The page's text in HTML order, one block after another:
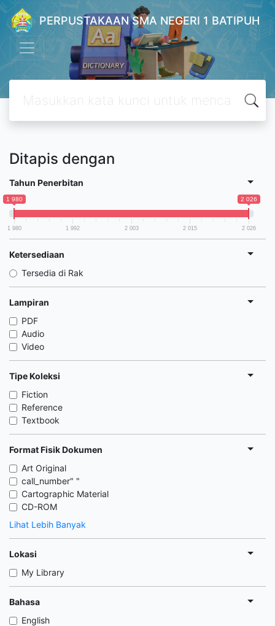
PERPUSTAKAAN SMA NEGERI 1 BATIPUH
Ditapis dengan
Tahun Penerbitan
1 980 2 026
1 980 1 992 2 003 2 015 2 026
Ketersediaan
Tersedia di Rak
Lampiran
PDF
Audio
Video
Tipe Koleksi
Fiction
Reference
Textbook
Format Fisik Dokumen
Art Original
call_number" "
Cartographic Material
CD-ROM
Lihat Lebih Banyak
Lokasi
My Library
Bahasa
English